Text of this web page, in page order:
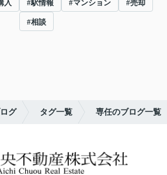
入 #駅情報 #マンション #売却
#相談
グ タグ一覧 専任のブログ一覧